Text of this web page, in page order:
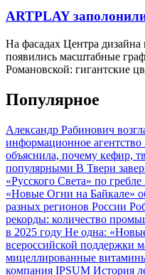
ARTPLAY
На фасадах Центра
появились масштабные
Романовской: гигантские
Популярное
Александр Рабинович
информационное
объяснила, почему кефир,
популярными В Твери
«Русского Света» по
«Новые Огни на Байкале»
разных регионов России
рекорды: количество
в 2025 году Не одна:
всероссийской поддержки
мицеллированные
компания IPSUM История